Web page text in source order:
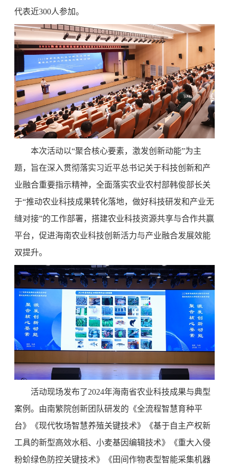
代表近300人参加。
本次活动以“聚合核心要素，激发创新动能”为主
题，旨在深入贯彻落实习近平总书记关于科技创新和产
业融合重要指示精神，全面落实农业农村部韩俊部长关
于“推动农业科技成果转化落地，做好科技研发和产业无
缝对接”的工作部署，搭建农业科技资源共享与合作共赢
平台，促进海南农业科技创新活力与产业融合发展效能
双提升。
活动现场发布了2024年海南省农业科技成果与典型
案例。由南繁院创新团队研发的《全流程智慧育种平
台》《现代牧场智慧养殖关键技术》《基于自主产权新
工具的新型高效水稻、小麦基因编辑技术》《重大入侵
粉蚧绿色防控关键技术》《田间作物表型智能采集机器